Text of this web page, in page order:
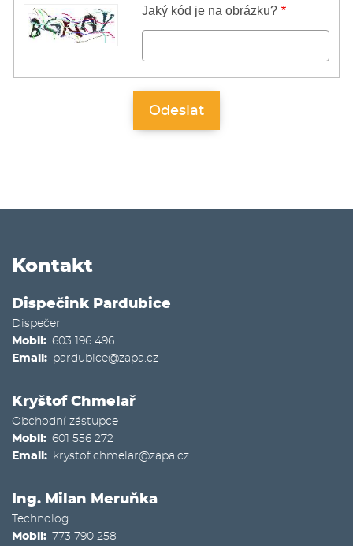
Jaký kód je na obrázku?
Kontakt
Dispečink Pardubice
Dispečer
Mobil
603 196 496
Email
pardubice@zapa.cz
Kryštof Chmelař
Obchodní zástupce
Mobil
601 556 272
Email
krystof.chmelar@zapa.cz
Ing. Milan Meruňka
Technolog
Mobil
773 790 258